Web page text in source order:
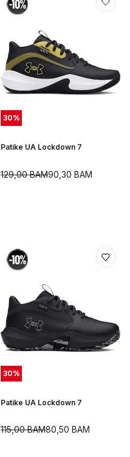
30%
Patike UA Lockdown 7
90,30 BAM
129,00BAM
30%
Patike UA Lockdown 7
80,50 BAM
115,00BAM